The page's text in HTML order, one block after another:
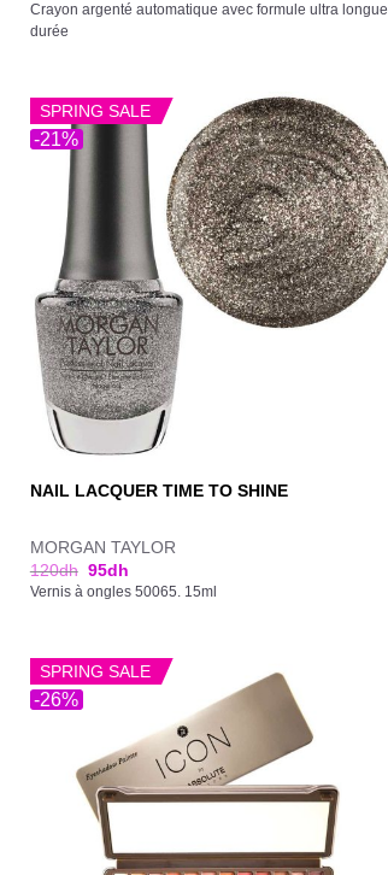
Crayon argenté automatique avec formule ultra longue
durée
-21%
SPRING SALE
NAIL LACQUER TIME TO SHINE
MORGAN TAYLOR
120dh 95dh
Vernis à ongles 50065. 15ml
-26%
SPRING SALE